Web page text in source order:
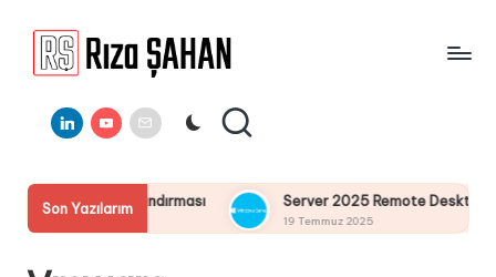
a
Ş
A
Bilgi
Paylaşım
LinkedinYoutube
E-
Mail
Son Yazılarım Server 2025 Remote Desktop Services Bölüm3 :
19 Temmuz 2025